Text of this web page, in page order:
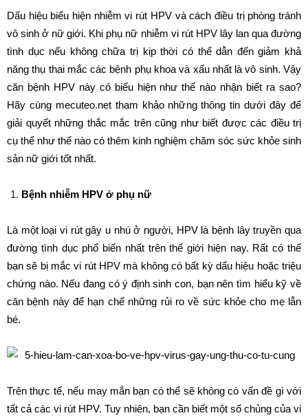
Dấu hiệu biểu hiện nhiễm vi rút HPV và cách điều trị phòng tránh
vô sinh ở nữ giới. Khi phụ nữ nhiễm vi rút HPV lây lan qua đường
tình dục nếu không chữa trị kịp thời có thể dẫn đến giảm khả
năng thụ thai mắc các bệnh phụ khoa và xấu nhất là vô sinh. Vậy
căn bệnh HPV này có biểu hiện như thế nào nhận biết ra sao?
Hãy cùng mecuteo.net tham khảo những thông tin dưới đây để
giải quyết những thắc mắc trên cũng như biết được các điều trị
cụ thể như thế nào có thêm kinh nghiệm chăm sóc sức khỏe sinh
sản nữ giới tốt nhất.
Bệnh nhiễm HPV ở phụ nữ
Là một loại vi rút gây u nhú ở người, HPV là bệnh lây truyền qua
đường tình dục phổ biến nhất trên thế giới hiện nay. Rất có thể
bạn sẽ bị mắc vi rút HPV mà không có bất kỳ dấu hiệu hoặc triệu
chứng nào. Nếu đang có ý định sinh con, bạn nên tìm hiểu kỹ về
căn bệnh này để hạn chế những rủi ro về sức khỏe cho mẹ lẫn
bé.
Trên thực tế, nếu may mắn bạn có thể sẽ không có vấn đề gì với
tất cả các vi rút HPV. Tuy nhiên, bạn cần biết một số chủng của vi